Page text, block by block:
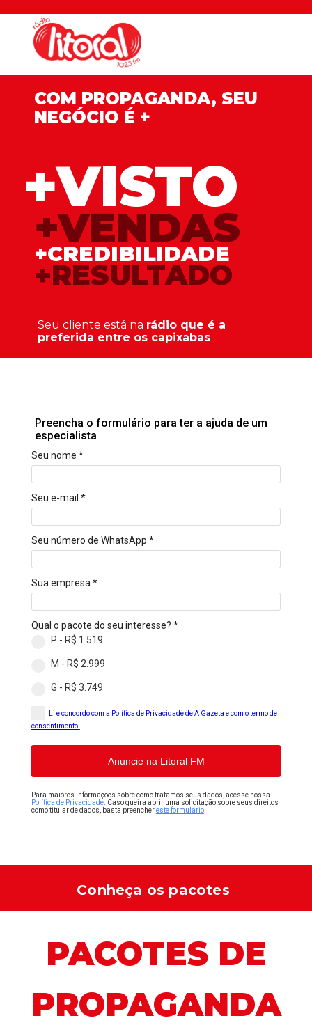
COM PROPAGANDA, SEU
NEGÓCIO É +
+VISTO
+VENDAS
+CREDIBILIDADE
+RESULTADO
Seu cliente está na rádio que é a
preferida entre os capixabas
Preencha o formulário para ter a ajuda de um
especialista
Seu nome *
Seu e-mail *
Seu número de WhatsApp *
Sua empresa *
Qual o pacote do seu interesse? *
P - R$ 1.519
M - R$ 2.999
G - R$ 3.749
Li e concordo com a Política de Privacidade de A Gazeta e com o termo de
consentimento.
Anuncie na Litoral FM
Para maiores informações sobre como tratamos seus dados, acesse nossa
Política de Privacidade. Caso queira abrir uma solicitação sobre seus direitos
como titular de dados, basta preenchereste formulário.
Conheça os pacotes
PACOTES DE
PROPAGANDA